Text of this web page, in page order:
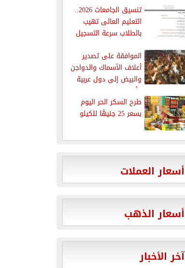
تنسيق الجامعات 2026..
التعليم العالى تهيب
بالطلاب سرعة التسجيل
الموافقة على تصدير
أعلاف الأسماك والدواجن
والبيض إلى دول عربية
وأجنبية
طرح السكر الحر اليوم
بسعر 25 جنيهًا للكيلو
أسعار العملات
أسعار الذهب
آخر الأخبار